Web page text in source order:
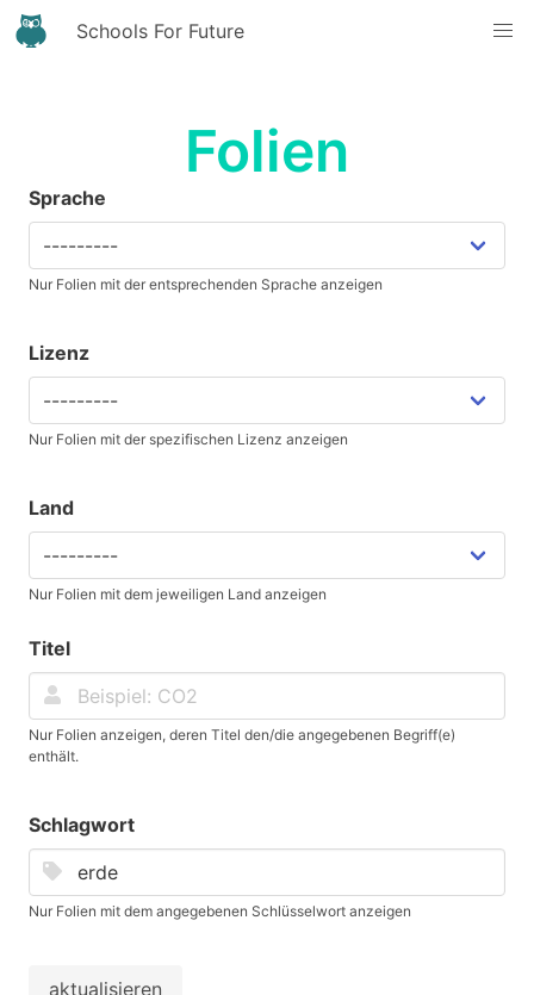
Schools For Future
Folien
Sprache
Nur Folien mit der entsprechenden Sprache anzeigen
Lizenz
Nur Folien mit der spezifischen Lizenz anzeigen
Land
Nur Folien mit dem jeweiligen Land anzeigen
Titel
Nur Folien anzeigen, deren Titel den/die angegebenen Begriff(e)
enthält.
Schlagwort
Nur Folien mit dem angegebenen Schlüsselwort anzeigen